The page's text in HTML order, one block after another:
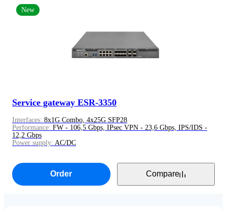
Service gateway ESR-3350
Interfaces: 8x1G Combo, 4x25G SFP28
Performance: FW - 106,5 Gbps, IPsec VPN - 23,6 Gbps, IPS/IDS -
12,2 Gbps
Power supply: AC/DC
New
Order Compare